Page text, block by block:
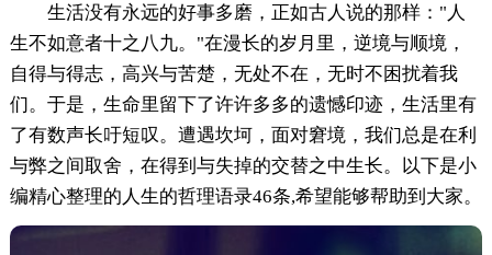
生活没有永远的好事多磨，正如古人说的那样："人
生不如意者十之八九。"在漫长的岁月里，逆境与顺境，
自得与得志，高兴与苦楚，无处不在，无时不困扰着我
们。于是，生命里留下了许许多多的遗憾印迹，生活里有
了有数声长吁短叹。遭遇坎坷，面对窘境，我们总是在利
与弊之间取舍，在得到与失掉的交替之中生长。以下是小
编精心整理的人生的哲理语录46条,希望能够帮助到大家。